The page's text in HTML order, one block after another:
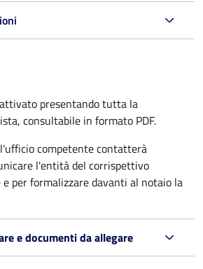
presentando tutta la
consultabile in formato PDF.
competente contatterà
l'entità del corrispettivo
e per formalizzare davanti al notaio la
e documenti da allegare